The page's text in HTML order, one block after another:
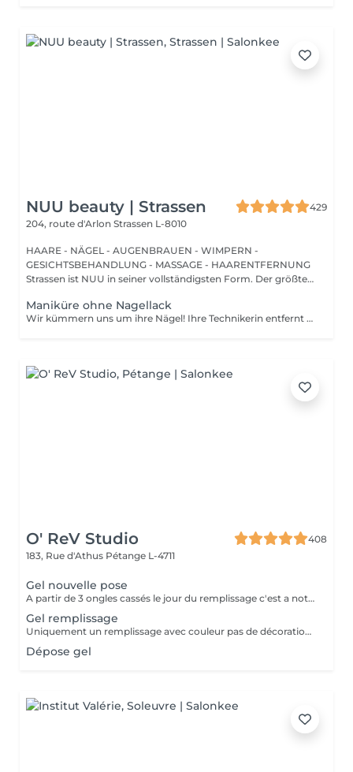
NUU beauty | Strassen
429
204, route d'Arlon Strassen L-8010
HAARE - NÄGEL - AUGENBRAUEN - WIMPERN -
GESICHTSBEHANDLUNG - MASSAGE - HAARENTFERNUNG
Strassen ist NUU in seiner vollständigsten Form. Der größte
Maniküre ohne Nagellack
Wir kümmern uns um ihre Nägel! Ihre Technikerin entfernt sanft abgestorbene hautzellen, feilt und formt ihre Nägel und poliert die oberfläche für ein glattes, natürliches finish. Unsere meister bieten kantige, hardware- oder kombinierte manicures an, je nach ihren wünschen. Wie wird eine manicure ohne nagellack durchgeführt? - raue haut wird sanft entfernt - die form der nagelplatte wird behutsam korrigiert - die Nagelhaut und seitlichen ränder werden sorgfältig bearbeitet - Nagelhautöl und handcreme werden aufgetragen, um zu pflegen und zu hydratisieren Altersbeschränkung: empfohlen ab 14 Jahren. Nachbehandlungsempfehlungen: es sind keine speziellen Nachbehandlungen erforderlich. Häufigkeit: alle 3 Wochen.
O' ReV Studio
408
183, Rue d'Athus Pétange L-4711
Gel nouvelle pose
A partir de 3 ongles cassés le jour du remplissage c'est a noter une nouvelle pose.
Gel remplissage
Uniquement un remplissage avec couleur pas de décoration inclus.
Dépose gel